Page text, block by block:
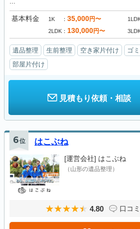
基本料金 1K 35,000円〜
2LDK 130,000円〜
遺品整理 生前整理 空き家片付け
ゴ
部屋片付け
見積もり依頼・相談
6位 はこぶね
[運営会社] はこぶね
（山形の遺品整理）
4.80 口コ